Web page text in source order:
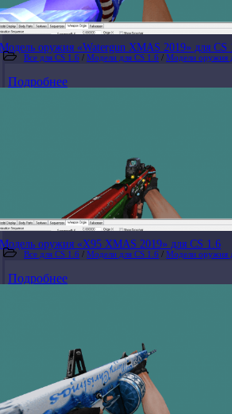
Модель оружия «Watergun XMAS 2019» для CS
Все для CS 1.6 / Модели для CS 1.6 / Модели оружия
Подробнее
Модель оружия «X95 XMAS 2019» для CS 1.6
Все для CS 1.6 / Модели для CS 1.6 / Модели оружия
Подробнее